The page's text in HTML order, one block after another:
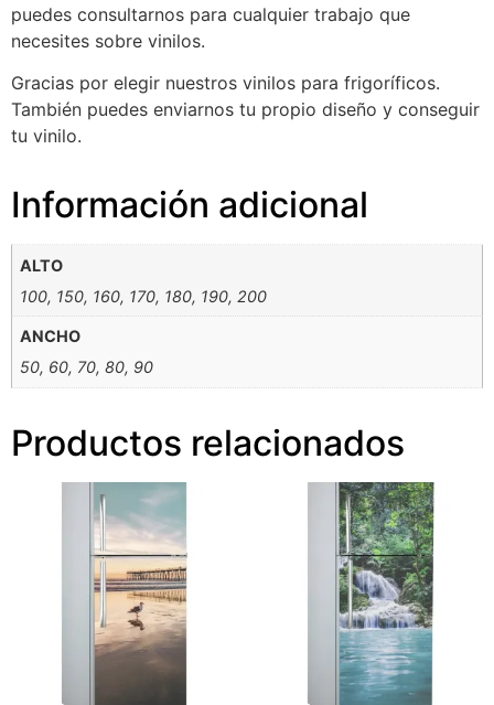
puedes consultarnos para cualquier trabajo que
necesites sobre vinilos.
Gracias por elegir nuestros vinilos para frigoríficos.
También puedes enviarnos tu propio diseño y conseguir
tu vinilo.
Información adicional
ALTO
100, 150, 160, 170, 180, 190, 200
ANCHO
50, 60, 70, 80, 90
Productos relacionados